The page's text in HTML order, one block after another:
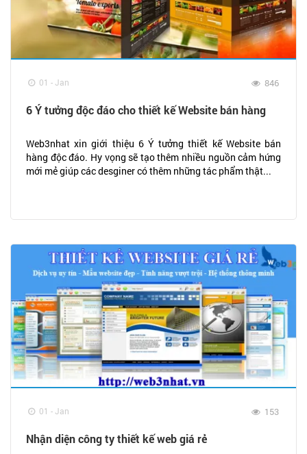
01 - Jan 846
6 Ý tưởng độc đáo cho thiết kế Website bán hàng
Web3nhat xin giới thiệu 6 Ý tưởng thiết kế Website bán
hàng độc đáo. Hy vọng sẽ tạo thêm nhiều nguồn cảm hứng
mới mẻ giúp các desginer có thêm những tác phẩm thật...
01 - Jan 153
Nhận diện công ty thiết kế web giá rẻ